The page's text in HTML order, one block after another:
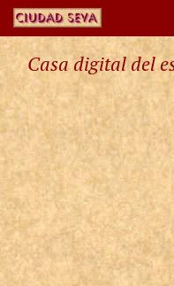
Casa digital del